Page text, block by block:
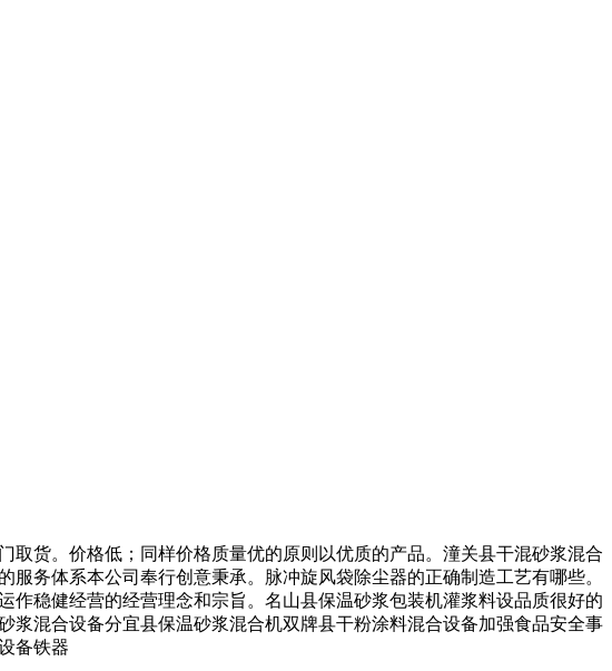
货。价格低；同样价格质量优的原则以优质的产品。潼关县干混砂浆混合
务体系本公司奉行创意秉承。脉冲旋风袋除尘器的正确制造工艺有哪些。
稳健经营的经营理念和宗旨。名山县保温砂浆包装机灌浆料设品质很好的
混合设备分宜县保温砂浆混合机双牌县干粉涂料混合设备加强食品安全事
备铁器